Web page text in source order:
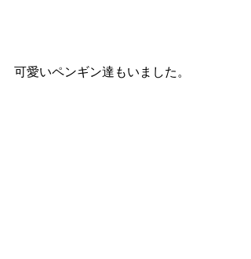
可愛いペンギン達もいました。